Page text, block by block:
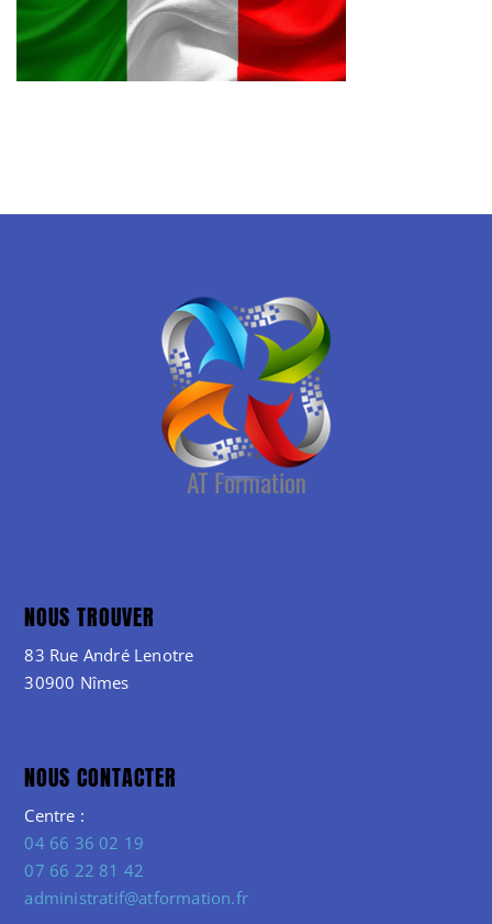
NOUS TROUVER
83 Rue André Lenotre
30900 Nîmes
NOUS CONTACTER
Centre :
04 66 36 02 19
07 66 22 81 42
administratif@atformation.fr